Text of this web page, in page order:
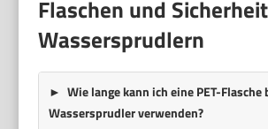
Flaschen und
Wassersprudlern
Wie lange kann ich eine PET-Flasche
Wassersprudler verwenden?